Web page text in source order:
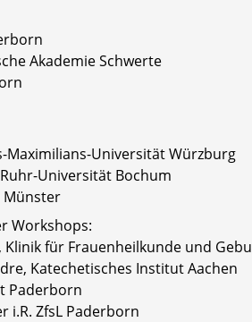
Akademie Schwerte
Maximilians-Universität Würzburg
Universität Bochum
Münster
Workshops:
für Frauenheilkunde und
Katechetisches Institut Aachen
Paderborn
i.R. ZfsL Paderborn